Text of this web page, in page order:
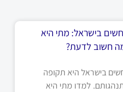
בישראל: מתי היא
חשוב לדעת?
בישראל היא תקופה
למדו מתי היא